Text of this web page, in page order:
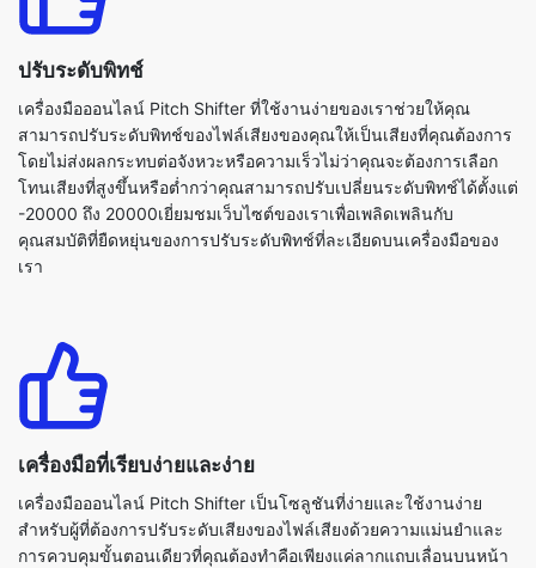
สามารถปรับระดับพิทช์ของไฟล์เสียงของคุณให้เป็นเสียงที่คุณต้องการ
โทนเสียงที่สูงขึ้นหรือต่ำกว่าคุณสามารถปรับเปลี่ยนระดับพิทช์ได้ตั้งแต่
-20000 ถึง 20000เยี่ยมชมเว็บไซต์ของเราเพื่อเพลิดเพลินกับ
คุณสมบัติที่ยืดหยุ่นของการปรับระดับพิทช์ที่ละเอียดบนเครื่องมือของ
เรา
เครื่องมือที่เรียบง่ายและง่าย
เครื่องมือออนไลน์ Pitch Shifter เป็นโซลูชันที่ง่ายและใช้งานง่าย
สำหรับผู้ที่ต้องการปรับระดับเสียงของไฟล์เสียงด้วยความแม่นยำและ
การควบคุมขั้นตอนเดียวที่คุณต้องทำคือเพียงแค่ลากแถบเลื่อนบนหน้า
จอและปรับระดับเสียงเพื่อให้บรรลุความเป็นไปได้ทางดนตรีที่ต้องการ